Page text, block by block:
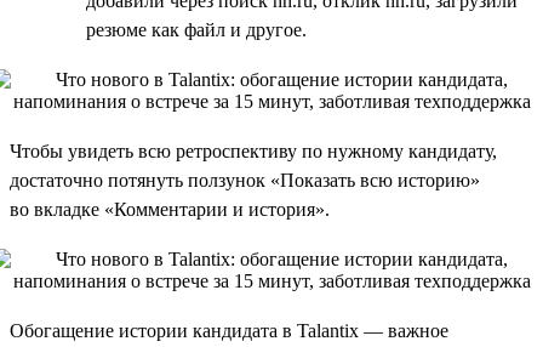
резюме как файл и другое.
Чтобы увидеть всю ретроспективу по нужному кандидату,
достаточно потянуть ползунок «Показать всю историю»
во вкладке «Комментарии и история».
Обогащение истории кандидата в Talantix — важное